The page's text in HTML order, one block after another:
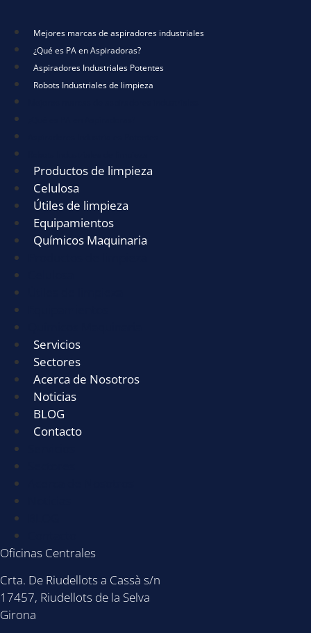
Mejores marcas de aspiradores industriales
¿Qué es PA en Aspiradoras?
Aspiradores Industriales Potentes
Robots Industriales de limpieza
Productos de limpieza
Celulosa
Útiles de limpieza
Equipamientos
Químicos Maquinaria
Servicios
Sectores
Acerca de Nosotros
Noticias
BLOG
Contacto
Oficinas Centrales
Crta. De Riudellots a Cassà s/n
17457, Riudellots de la Selva
Girona